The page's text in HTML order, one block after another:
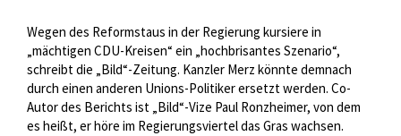
Wegen des Reformstaus in der Regierung kursiere in
„mächtigen CDU-Kreisen“ ein „hochbrisantes Szenario“,
schreibt die „Bild“-Zeitung. Kanzler Merz könnte demnach
durch einen anderen Unions-Politiker ersetzt werden. Co-
Autor des Berichts ist „Bild“-Vize Paul Ronzheimer, von dem
es heißt, er höre im Regierungsviertel das Gras wachsen.